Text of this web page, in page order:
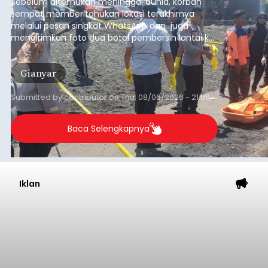
sempat memberitahukan lokasi terakhirnya
melalui pesan singkat WhatsApp dan juga
mengirimkan foto dua botol pembersih lantai ke
istrinya.
Gianyar
Submitted bycontributoronThu, 08/06/2026 - 21:06
Baca Selengkapnya
Iklan